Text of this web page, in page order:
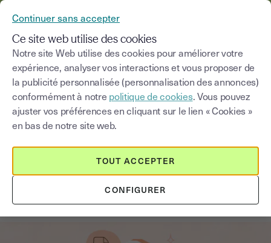
Blog
Choisir une catégorie Saisissez un terme
10 infos essentielles sur l’acte
authentique
Continuer sans accepter
Ce site web utilise des cookies
Notre site Web utilise des cookies pour améliorer votre
expérience, analyser vos interactions et vous proposer de
la publicité personnalisée (personnalisation des annonces)
conformément à notre politique de cookies. Vous pouvez
ajuster vos préférences en cliquant sur le lien « Cookies »
en bas de notre site web.
CONFIGURER
TOUT ACCEPTER